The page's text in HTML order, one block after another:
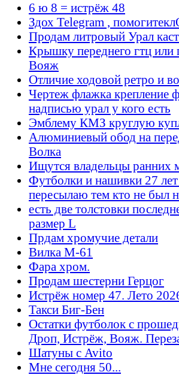
6 ю 8 = истрёж 48
Здох Telegram ,
Продам литровый Урал
Крышку переднего гтц или
Вояж
Отличие ходовой ретро и
Чертеж флажка крепление
надписью урал у кого есть
Эмблему КМЗ круглую
Алюминиевый обод на
Волка
Ищутся владельцы ранних
Футболки и нашивки 27
пересылаю тем кто не был
есть две толстовки
размер L
Прдам хромучие детали
Вилка М-61
Фара хром.
Продам шестерни Герцог
Истрёж номер 47. Лето
Такси Биг-Бен
Остатки футболок с
Дроп, Истрёж, Вояж.
Шатуны с Avito
Мне сегодня 50...